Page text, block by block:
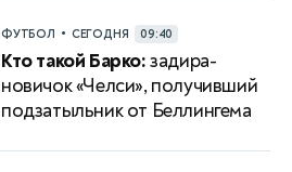
ФУТБОЛ • СЕГОДНЯ 09:40
Кто такой Барко:задира-
новичок «Челси», получивший
подзатыльник от Беллингема